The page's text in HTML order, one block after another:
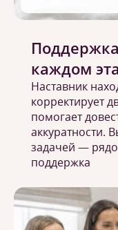
каждом
Наставник
корректирует
помогает
аккуратности.
задачей —
поддержка